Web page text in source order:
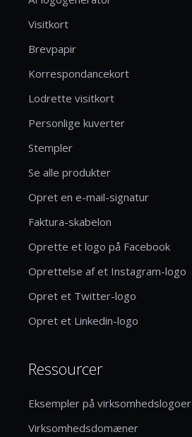
Visitkort
Brevpapir
Korrespondancekort
Lodrette visitkort
Personlige kuverter
Stempler
Se alle produkter
Opret en e-mail-signatur
Faktura-skabelon
Oprette et logo på Facebook
Oprettelse af et Instagram-logo
Opret et Twitter-logo
Opret et Linkedin-logo
Ressourcer
Eksempler på virksomhedslogoer
Virksomhedsdomæner